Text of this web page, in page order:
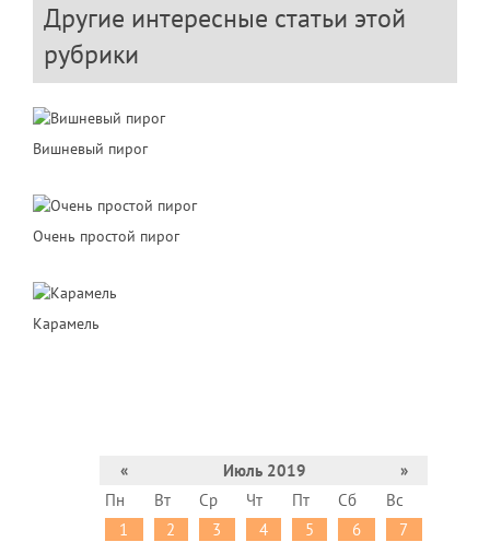
Другие интересные статьи этой
рубрики
Вишневый пирог
Очень простой пирог
Карамель
« Июль 2019
»
Пн
Вт Ср Чт Пт Сб
Вс
1
2 3 4 5 6
7